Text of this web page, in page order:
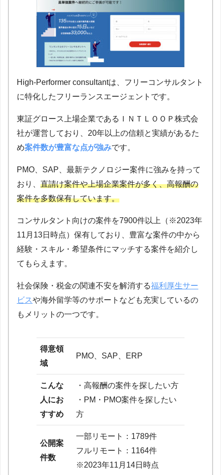
High-Performer consultantは、フリーコンサルタント
に特化したフリーランスエージェントです。
東証グロース上場企業であるＩＮＴＬＯＯＰ株式会
社が運営しており、20年以上の信頼と実績があるた
め案件数が豊富な点が強みです。
PMO、SAP、最新テクノロジー案件に強みを持って
おり、 直請け案件や上場企業案件が多く、高報酬の
案件を多数保有しています。
コンサルタント向けの案件を7900件以上（※2023年
11月13日時点）保有しており、豊富な案件の中から
経験・スキル・希望条件にマッチする案件を紹介し
てもらえます。
社会保険・税金の関連不安を解消する福利厚生サー
ビスや海外留学等のサポートなども充実しているの
もメリットの一つです。
得意領
域
PMO、SAP、ERP
こんな
人にお
すすめ
・高報酬の案件を探したい方
・PM・PMO案件を探したい
方
公開案
件数
一部リモート：1789件
フルリモート：1164件
※2023年11月14日時点